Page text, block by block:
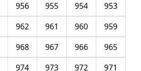
953
954
955
956
959
960
961
962
965
966
967
968
971
972
973
974